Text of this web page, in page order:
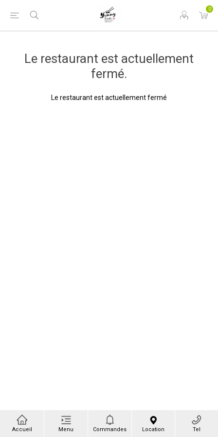
0
Le restaurant est actuellement
fermé.
Le restaurant est actuellement fermé
Accueil Menu Commandes Location Tel